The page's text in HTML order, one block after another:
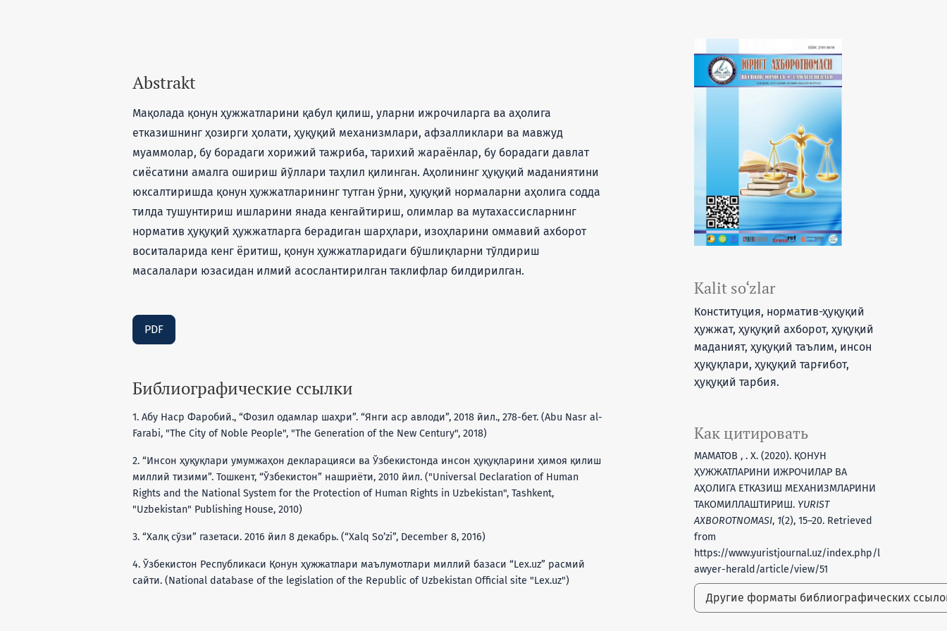
Kalit so‘zlar
Конституция, норматив-ҳуқуқий
ҳужжат, ҳуқуқий ахборот, ҳуқуқий
маданият, ҳуқуқий таълим, инсон
ҳуқуқлари, ҳуқуқий тарғибот,
ҳуқуқий тарбия.
Как цитировать
МАМАТОВ , . Х. (2020). ҚОНУН
ҲУЖЖАТЛАРИНИ ИЖРОЧИЛАР ВА
АҲОЛИГА ЕТКАЗИШ МЕХАНИЗМЛАРИНИ
ТАКОМИЛЛАШТИРИШ. YURIST
AXBOROTNOMASI, 1(2), 15–20. Retrieved
from
https://www.yuristjournal.uz/index.php/l
awyer-herald/article/view/51
Другие форматы библиографических
Abstrakt
Мақолада қонун ҳужжатларини қабул қилиш, уларни ижрочиларга ва аҳолига
етказишнинг ҳозирги ҳолати, ҳуқуқий механизмлари, афзалликлари ва мавжуд
муаммолар, бу борадаги хорижий тажриба, тарихий жараёнлар, бу борадаги давлат
сиёсатини амалга ошириш йўллари таҳлил қилинган. Аҳолининг ҳуқуқий маданиятини
юксалтиришда қонун ҳужжатларининг тутган ўрни, ҳуқуқий нормаларни аҳолига содда
тилда тушунтириш ишларини янада кенгайтириш, олимлар ва мутахассисларнинг
норматив ҳуқуқий ҳужжатларга берадиган шарҳлари, изоҳларини оммавий ахборот
воситаларида кенг ёритиш, қонун ҳужжатларидаги бўшлиқларни тўлдириш
масалалари юзасидан илмий асослантирилган таклифлар билдирилган.
PDF
Библиографические ссылки
1. Абу Наср Фаробий., “Фозил одамлар шаҳри”. “Янги аср авлоди”, 2018 йил., 278-бет. (Abu Nasr al-
Farabi, "The City of Noble People", "The Generation of the New Century", 2018)
2. “Инсон ҳуқуқлари умумжаҳон декларацияси ва Ўзбекистонда инсон ҳуқуқларини ҳимоя қилиш
миллий тизими”. Тошкент, “Ўзбекистон” нашриёти, 2010 йил. ("Universal Declaration of Human
Rights and the National System for the Protection of Human Rights in Uzbekistan", Tashkent,
"Uzbekistan" Publishing House, 2010)
3. “Халқ сўзи” газетаси. 2016 йил 8 декабрь. (“Xalq So’zi”, December 8, 2016)
4. Ўзбекистон Республикаси Қонун ҳужжатлари маълумотлари миллий базаси “Lex.uz” расмий
сайти. (National database of the legislation of the Republic of Uzbekistan Official site "Lex.uz")